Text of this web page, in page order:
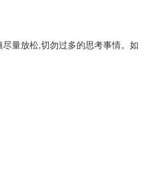
量放松,切勿过多的思考事情。如